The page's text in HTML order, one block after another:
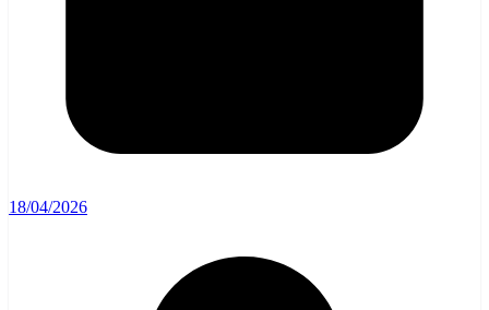
18/04/2026